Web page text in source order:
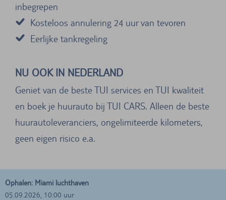
inbegrepen
Kosteloos annulering 24 uur van tevoren
Eerlijke tankregeling
NU OOK IN NEDERLAND
Geniet van de beste TUI services en TUI kwaliteit
en boek je huurauto bij TUI CARS. Alleen de beste
huurautoleveranciers, ongelimiteerde kilometers,
geen eigen risico e.a.
Ophalen: Miami luchthaven
05.09.2026, 10:00 uur